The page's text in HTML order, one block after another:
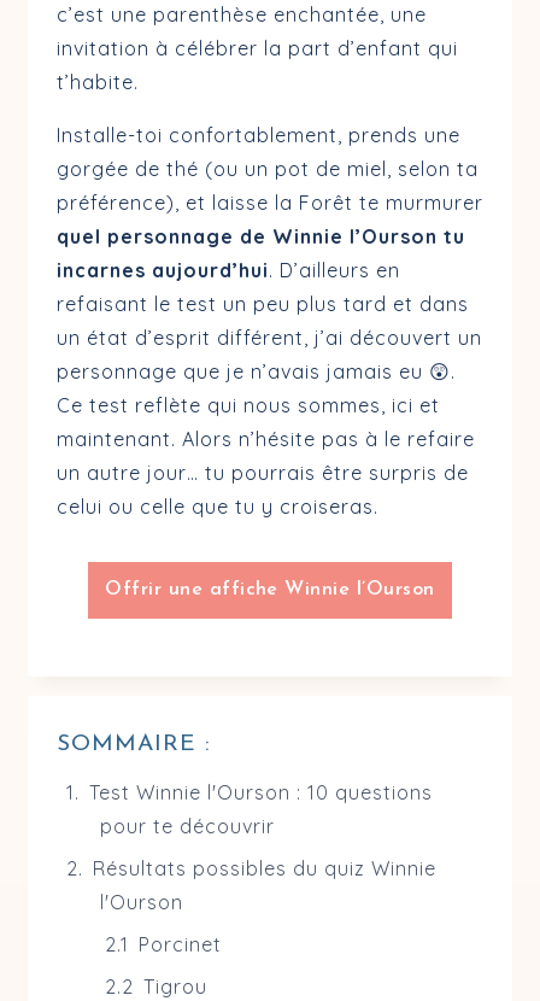
c’est une parenthèse enchantée, une
invitation à célébrer la part d’enfant qui
t’habite.
Installe-toi confortablement, prends une
gorgée de thé (ou un pot de miel, selon ta
préférence), et laisse la Forêt te murmurer
quel personnage de Winnie l’Ourson tu
incarnes aujourd’hui. D’ailleurs en
refaisant le test un peu plus tard et dans
un état d’esprit différent, j’ai découvert un
personnage que je n’avais jamais eu 😲.
Ce test reflète qui nous sommes, ici et
maintenant. Alors n’hésite pas à le refaire
un autre jour… tu pourrais être surpris de
celui ou celle que tu y croiseras.
Offrir une affiche Winnie l’Ourson
SOMMAIRE :
Test Winnie l'Ourson : 10 questions
pour te découvrir
Résultats possibles du quiz Winnie
l'Ourson
Porcinet
Tigrou